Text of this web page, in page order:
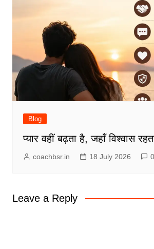
Blog
प्यार वहीं बढ़ता है, जहाँ विश्वास
coachbsr.in 18 July 2026 0
Leave a Reply